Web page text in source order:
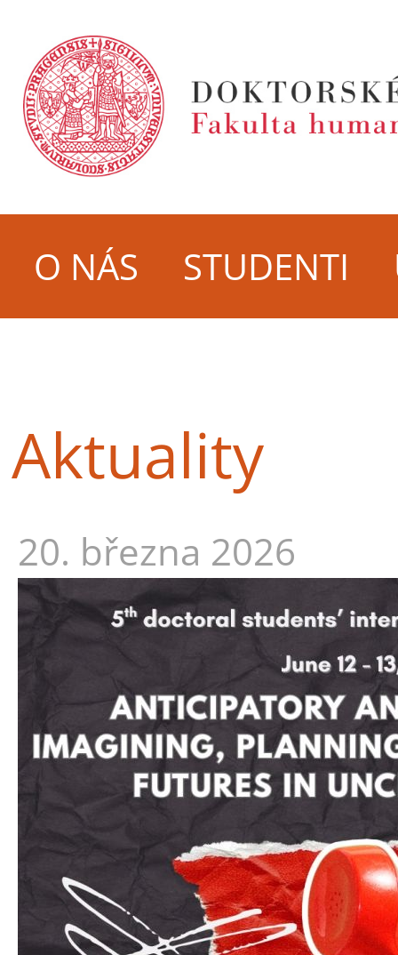
O NÁS STUDENTI
Aktuality
20. března 2026